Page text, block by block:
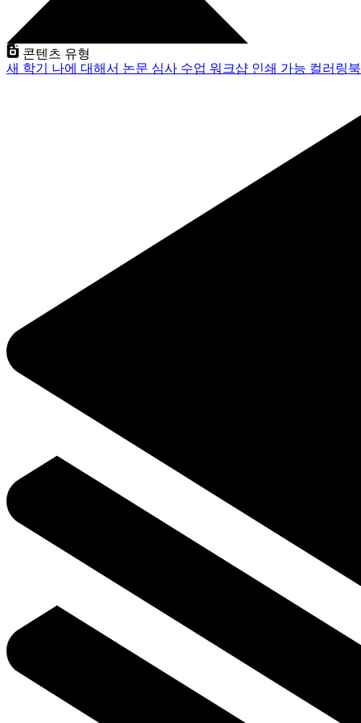
콘텐츠 유형
새 학기 나에 대해서 논문 심사 수업 워크샵 인쇄 가능 컬러링북